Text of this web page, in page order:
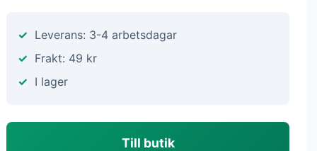
Leverans: 3-4 arbetsdagar
Frakt: 49 kr
I lager
Till butik